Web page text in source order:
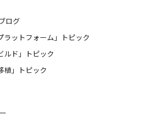
ログ
ラットフォーム」トピック
ルド」トピック
植」トピック